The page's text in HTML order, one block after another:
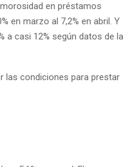
en préstamos
en marzo al 7,2% en abril. Y
a casi 12% según datos de la
las condiciones para prestar